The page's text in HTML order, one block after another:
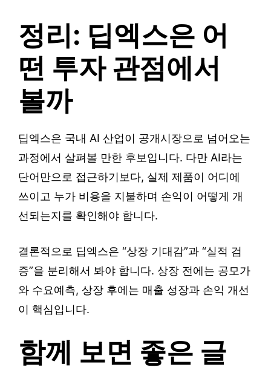
정리: 딥엑스은 어
떤 투자 관점에서
볼까
딥엑스은 국내 AI 산업이 공개시장으로 넘어오는
과정에서 살펴볼 만한 후보입니다. 다만 AI라는
단어만으로 접근하기보다, 실제 제품이 어디에
쓰이고 누가 비용을 지불하며 손익이 어떻게 개
선되는지를 확인해야 합니다.
결론적으로 딥엑스은 “상장 기대감”과 “실적 검
증”을 분리해서 봐야 합니다. 상장 전에는 공모가
와 수요예측, 상장 후에는 매출 성장과 손익 개선
이 핵심입니다.
함께 보면 좋은 글